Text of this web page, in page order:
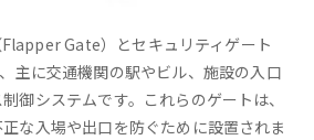
Gate）とセキュリティゲート
主に交通機関の駅やビル、施設の入口
御システムです。これらのゲートは、
な入場や出口を防ぐために設置されま